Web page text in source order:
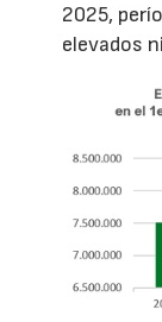
2025,
elevados